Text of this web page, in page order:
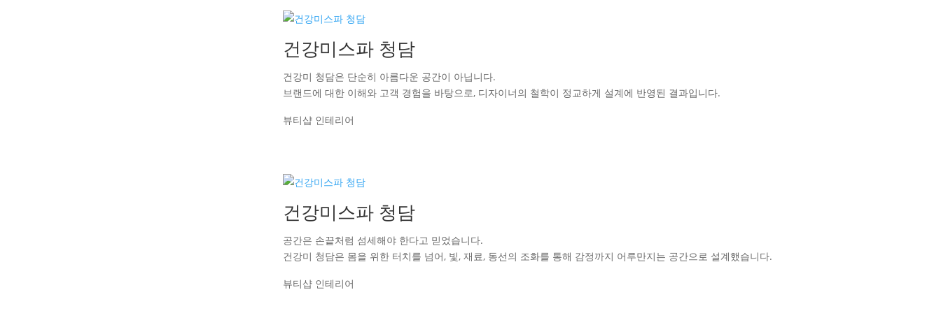
건강미스파 청담
뷰티샵 인테리어
건강미 청담은 단순히 아름다운 공간이 아닙니다.
브랜드에 대한 이해와 고객 경험을 바탕으로, 디자이너의 철학이 정교하게 설계에 반영된 결과입니다.
건강미스파 청담
뷰티샵 인테리어
공간은 손끝처럼 섬세해야 한다고 믿었습니다.
건강미 청담은 몸을 위한 터치를 넘어, 빛, 재료, 동선의 조화를 통해 감정까지 어루만지는 공간으로 설계했습니다.